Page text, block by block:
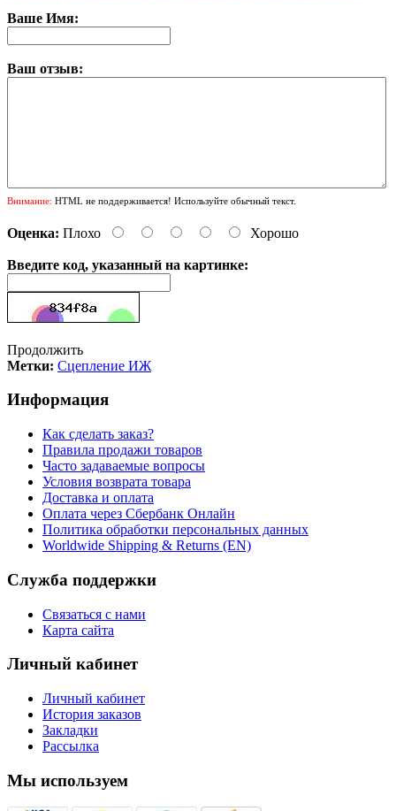
Ваше Имя:
Ваш отзыв:
Внимание: HTML не поддерживается! Используйте обычный текст.
Оценка: Плохо Хорошо
Введите код, указанный на картинке:
Продолжить
Метки: Сцепление ИЖ
Информация
Как сделать заказ?
Правила продажи товаров
Часто задаваемые вопросы
Условия возврата товара
Доставка и оплата
Оплата через Сбербанк Онлайн
Политика обработки персональных данных
Worldwide Shipping & Returns (EN)
Служба поддержки
Связаться с нами
Карта сайта
Личный кабинет
Личный кабинет
История заказов
Закладки
Рассылка
Мы используем